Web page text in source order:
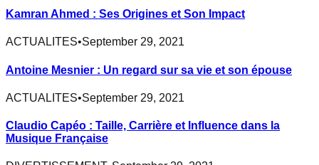
Kamran Ahmed : Ses Origines et Son Impact
ACTUALITES•September 29, 2021
Antoine Mesnier : Un regard sur sa vie et son épouse
ACTUALITES•September 29, 2021
Claudio Capéo : Taille, Carrière et Influence dans la
Musique Française